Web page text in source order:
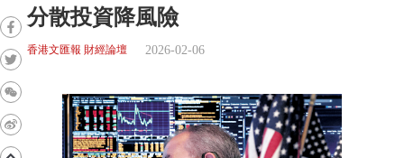
分散投資降風險
香港文匯報 財經論壇 2026-02-06